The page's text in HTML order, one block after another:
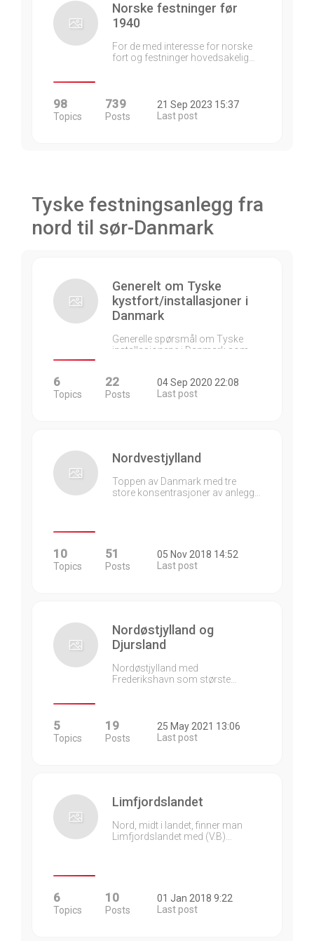
Norske festninger før
1940
For de med interesse for norske
fort og festninger hovedsakelig…
98
Topics
739
Posts
21 Sep 2023 15:37
Last post
Tyske festningsanlegg fra
nord til sør-Danmark
Generelt om Tyske
kystfort/installasjoner i
Danmark
Generelle spørsmål om Tyske
installasjonene i Danmark som…
6
Topics
22
Posts
04 Sep 2020 22:08
Last post
Nordvestjylland
Toppen av Danmark med tre
store konsentrasjoner av anlegg…
10
Topics
51
Posts
05 Nov 2018 14:52
Last post
Nordøstjylland og
Djursland
Nordøstjylland med
Frederikshavn som største…
5
Topics
19
Posts
25 May 2021 13:06
Last post
Limfjordslandet
Nord, midt i landet, finner man
Limfjordslandet med (V.B)…
6
Topics
10
Posts
01 Jan 2018 9:22
Last post